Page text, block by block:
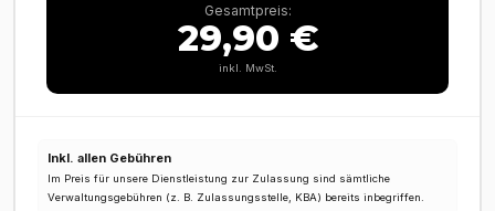
Gesamtpreis:
29,90 €
inkl. MwSt.
Inkl. allen Gebühren
Im Preis für unsere Dienstleistung zur Zulassung sind sämtliche
Verwaltungsgebühren (z. B. Zulassungsstelle, KBA) bereits inbegriffen.